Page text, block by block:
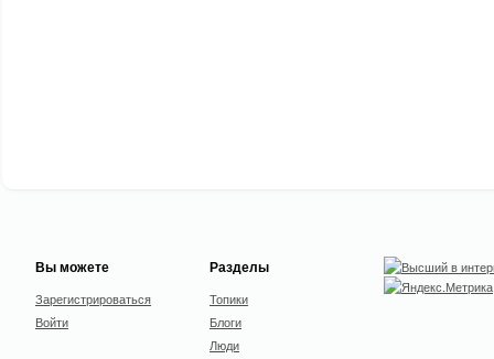
Вы можете
Зарегистрироваться
Войти
Разделы
Топики
Блоги
Люди